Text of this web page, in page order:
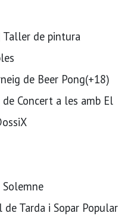
Taller de pintura
de Beer Pong(+18)
Concert a les amb El
Tarda i Sopar Popular